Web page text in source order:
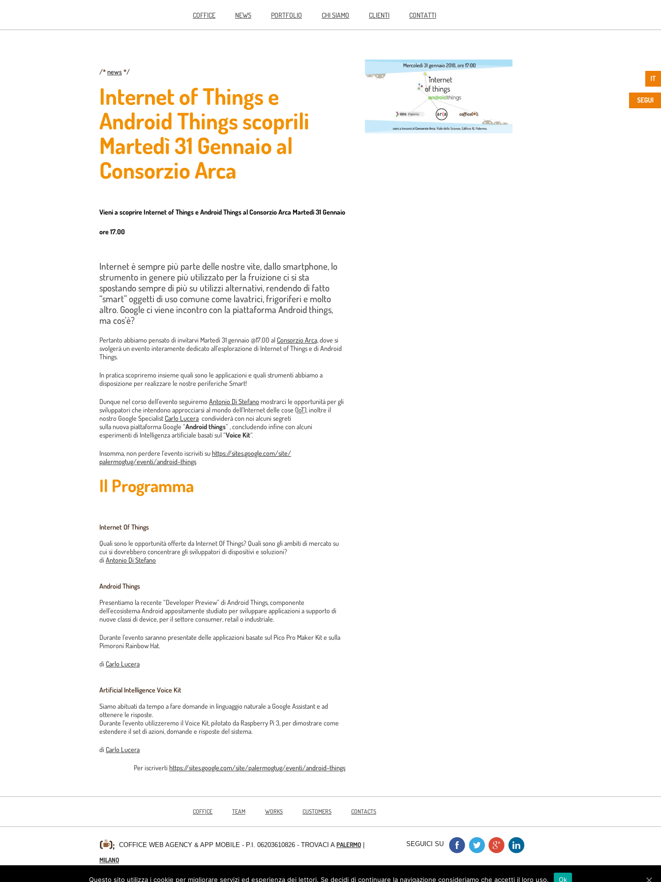
COFFICE NEWS PORTFOLIO CHI SIAMO CLIENTI CONTATTI
/*news*/
Internet of Things e
Android Things scoprili
Martedì 31 Gennaio al
Consorzio Arca
Vieni a scoprire Internet of Things e Android Things al Consorzio Arca Martedì 31 Gennaio
ore 17.00
Internet è sempre più parte delle nostre vite, dallo smartphone, lo
strumento in genere più utilizzato per la fruizione ci si sta
spostando sempre di più su utilizzi alternativi, rendendo di fatto
“smart” oggetti di uso comune come lavatrici, frigoriferi e molto
altro. Google ci viene incontro con la piattaforma Android things,
ma cos’è?
Pertanto abbiamo pensato di invitarvi Martedì 31 gennaio @17.00 al Consorzio Arca,dove si
svolgerà un evento interamente dedicato all’esplorazione di Internet of Things e di Android
Things.
In pratica scopriremo insieme quali sono le applicazioni e quali strumenti abbiamo a
disposizione per realizzare le nostre periferiche Smart!
Dunque nel corso dell’evento seguiremo Antonio Di Stefano mostrarci le opportunità per gli
sviluppatori che intendono approcciarsi al mondo dell’Internet delle cose (IoT), inoltre il
nostro Google Specialist Carlo Lucera condividerà con noi alcuni segreti
sulla nuova piattaforma Google “Android things” , concludendo infine con alcuni
esperimenti di Intelligenza artificiale basati sul “Voice Kit“.
Insomma, non perdere l’evento iscriviti suhttps://sites.google.com/site/
palermogtug/eventi/android-things
Il Programma
Internet Of Things
Quali sono le opportunità offerte da Internet Of Things? Quali sono gli ambiti di mercato su
cui si dovrebbero concentrare gli sviluppatori di dispositivi e soluzioni?
di Antonio Di Stefano
Android Things
Presentiamo la recente “Developer Preview” di Android Things, componente
dell’ecosistema Android appositamente studiato per sviluppare applicazioni a supporto di
nuove classi di device, per il settore consumer, retail o industriale.
Durante l’evento saranno presentate delle applicazioni basate sul Pico Pro Maker Kit e sulla
Pimoroni Rainbow Hat.
di Carlo Lucera
Artificial Intelligence Voice Kit
Siamo abituati da tempo a fare domande in linguaggio naturale a Google Assistant e ad
ottenere le risposte.
Durante l’evento utilizzeremo il Voice Kit, pilotato da Raspberry Pi 3, per dimostrare come
estendere il set di azioni, domande e risposte del sistema.
di Carlo Lucera
Per iscriverti https://sites.google.com/site/palermogtug/eventi/android-things
COFFICE TEAM WORKS CUSTOMERS CONTACTS
COFFICE WEB AGENCY & APP MOBILE - P.I. 06203610826 - TROVACI A PALERMO
MILANO
SEGUICI SU
Questo sito utilizza i cookie per migliorare servizi ed esperienza dei lettori. Se decidi di continuare la navigazione consideriamo che accetti il loro uso. Ok